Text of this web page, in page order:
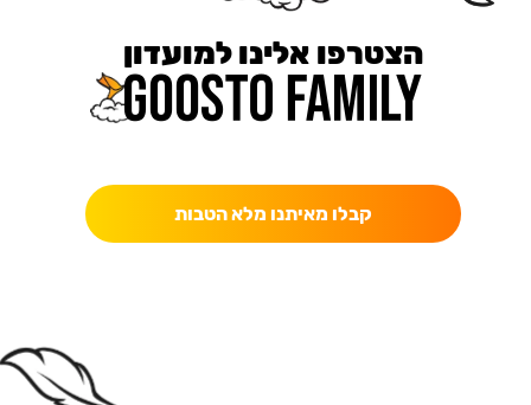
הצטרפו אלינו למועדון
קבלו מאיתנו מלא הטבות